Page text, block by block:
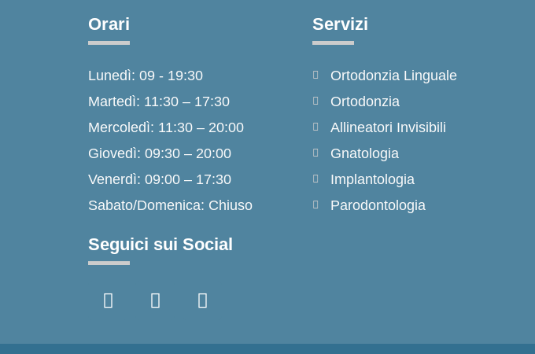
Orari
Lunedì: 09 - 19:30
Martedì: 11:30 – 17:30
Mercoledì: 11:30 – 20:00
Giovedì: 09:30 – 20:00
Venerdì: 09:00 – 17:30
Sabato/Domenica: Chiuso
Seguici sui Social
a
e
n
t
i
t
Servizi
Ortodonzia Linguale
Ortodonzia
Allineatori Invisibili
Gnatologia
Implantologia
Parodontologia